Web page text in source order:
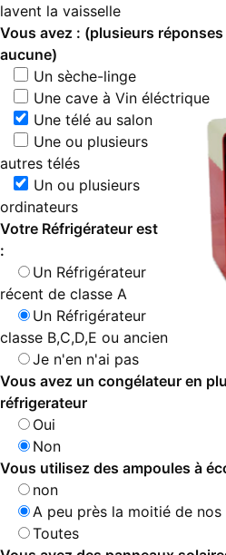
lavent la vaisselle
Vous avez : (plusieurs
aucune)
Un sèche-linge
Une cave à Vin éléctrique
Une télé au salon
Une ou plusieurs
autres télés
Un ou plusieurs
ordinateurs
Votre Réfrigérateur est
:
Un Réfrigérateur
récent de classe A
Un Réfrigérateur
classe B,C,D,E ou ancien
Je n'en n'ai pas
Vous avez un congélateur en
réfrigerateur
Oui
Non
Vous utilisez des ampoules à
non
A peu près la moitié de nos
Toutes